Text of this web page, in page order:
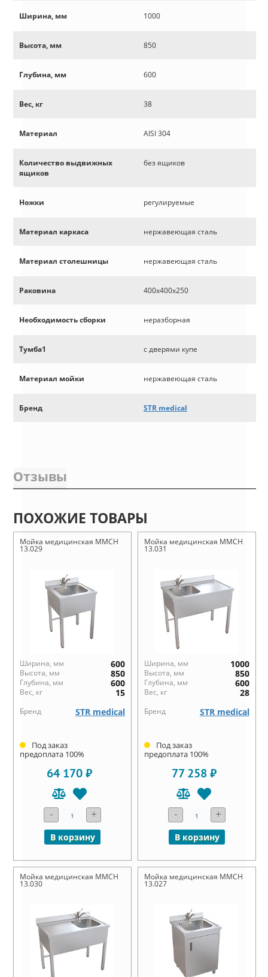
Ширина, мм 1000
Высота, мм 850
Глубина, мм 600
Вес, кг 38
Материал AISI 304
Количество выдвижных
ящиков
без ящиков
Ножки регулируемые
Материал каркаса нержавеющая сталь
Материал столешницы нержавеющая сталь
Раковина 400х400х250
Необходимость сборки неразборная
Тумба1 с дверями купе
Материал мойки нержавеющая сталь
Бренд STR medical
Отзывы
ПОХОЖИЕ ТОВАРЫ
Мойка медицинская ММСН
13.029
Ширина, мм 600
Высота, мм 850
Глубина, мм 600
Вес, кг 15
Бренд STR medical
Под заказ
предоплата 100%
64 170 ₽
- +
В корзину
Мойка медицинская ММСН
13.031
Ширина, мм 1000
Высота, мм 850
Глубина, мм 600
Вес, кг 28
Бренд STR medical
Под заказ
предоплата 100%
77 258 ₽
- +
В корзину
Мойка медицинская ММСН
13.030
Мойка медицинская ММСН
13.027